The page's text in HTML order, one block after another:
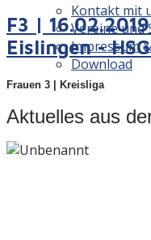
Kontakt mit
Vereine und
Impressum
Download
F3 |
Eislingen -
Frauen 3 | Kreisliga
Aktuelles aus